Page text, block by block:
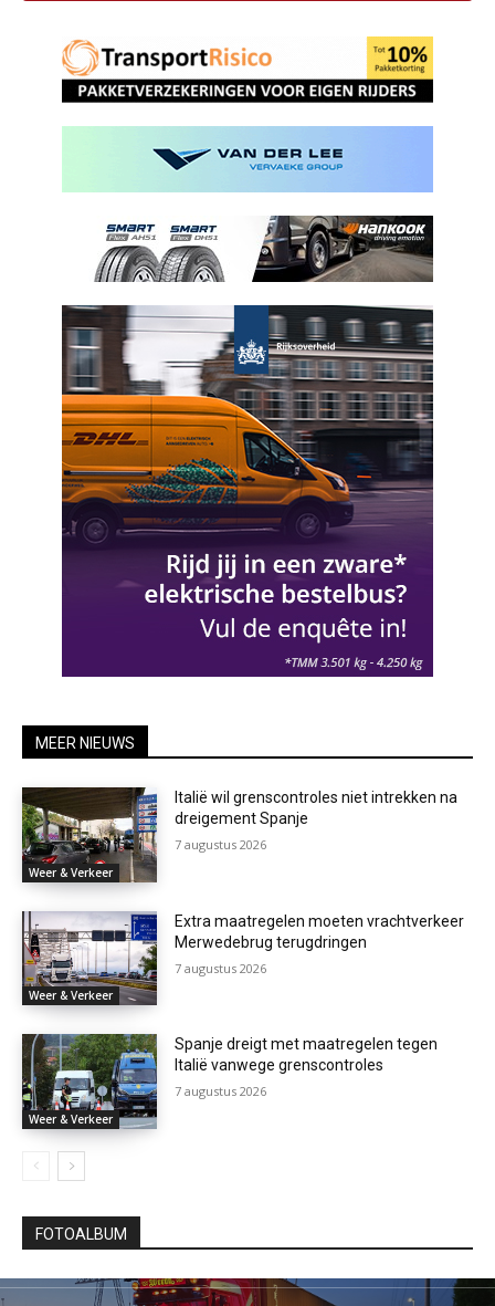
MEER NIEUWS
Weer & Verkeer
Italië wil grenscontroles niet intrekken na
dreigement Spanje
7 augustus 2026
Weer & Verkeer
Extra maatregelen moeten vrachtverkeer
Merwedebrug terugdringen
7 augustus 2026
Weer & Verkeer
Spanje dreigt met maatregelen tegen
Italië vanwege grenscontroles
7 augustus 2026
FOTOALBUM